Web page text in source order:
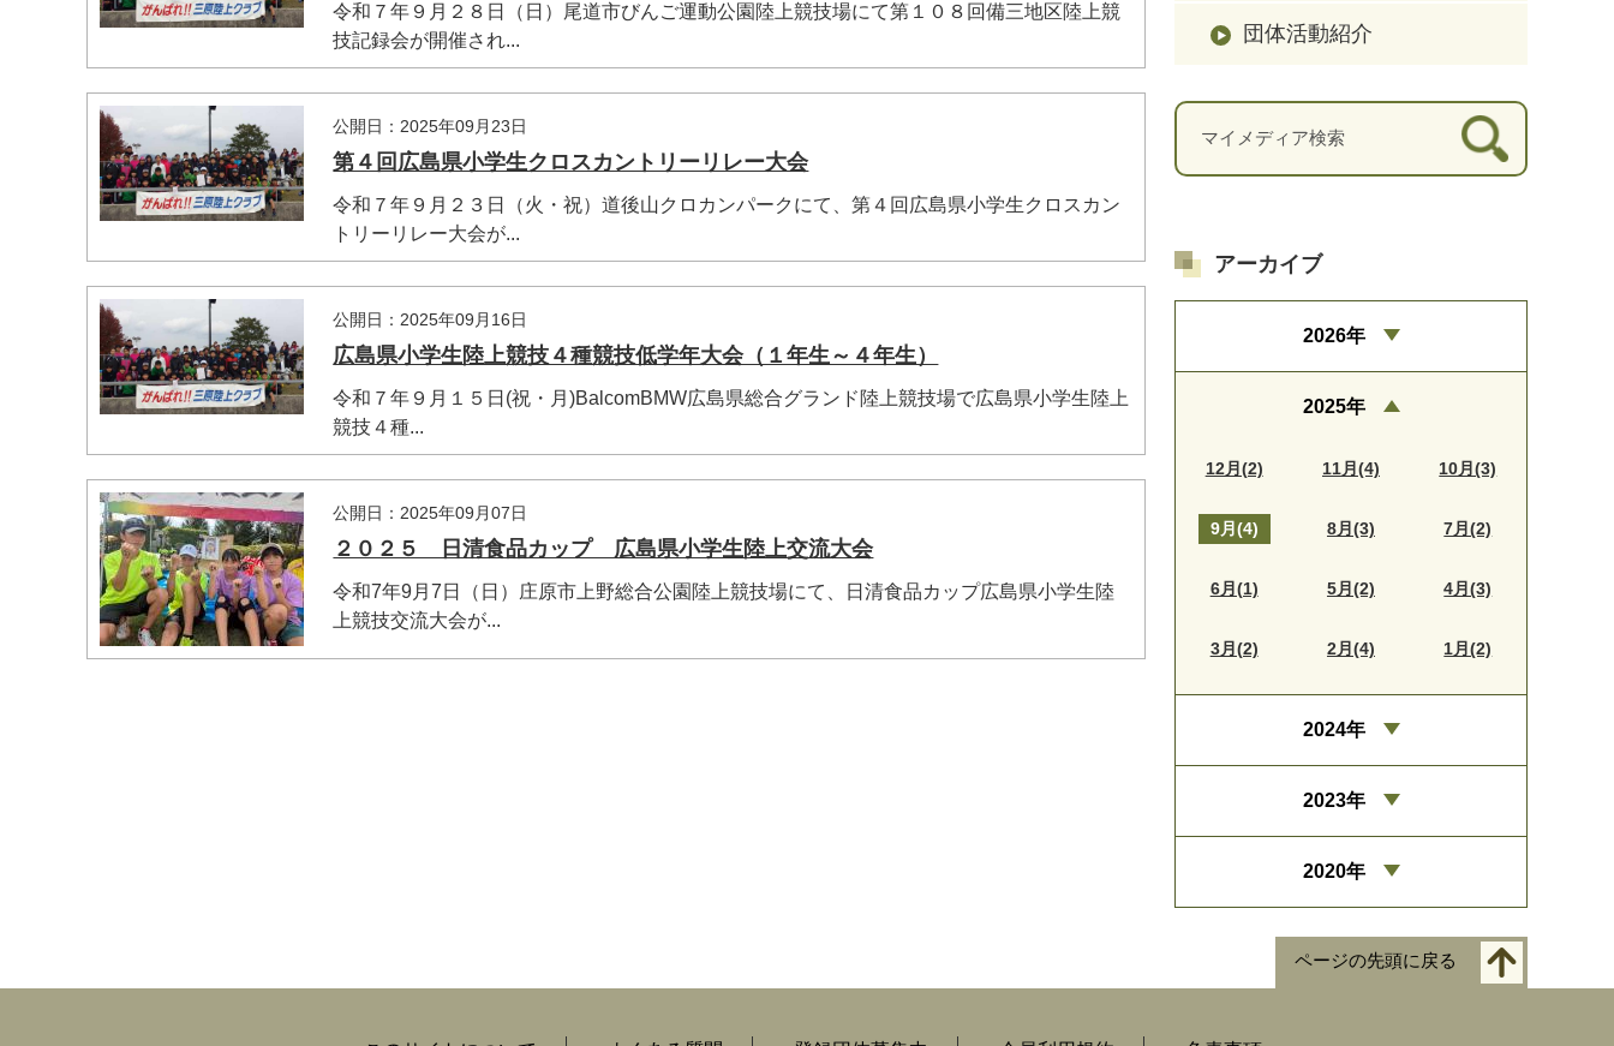
令和７年９月２８日（日）尾道市びんご運動公園陸上競技場にて第１０８回備三地区陸上競
技記録会が開催され...
公開日：2025年09月23日
第４回広島県小学生クロスカントリーリレー大会
令和７年９月２３日（火・祝）道後山クロカンパークにて、第４回広島県小学生クロスカン
トリーリレー大会が...
公開日：2025年09月16日
広島県小学生陸上競技４種競技低学年大会（１年生～４年生）
令和７年９月１５日(祝・月)BalcomBMW広島県総合グランド陸上競技場で広島県小学生陸上
競技４種...
公開日：2025年09月07日
２０２５ 日清食品カップ 広島県小学生陸上交流大会
令和7年9月7日（日）庄原市上野総合公園陸上競技場にて、日清食品カップ広島県小学生陸
上競技交流大会が...
団体活動紹介
マイメディア検索
アーカイブ
2026年
2025年
12月(2) 11月(4) 10月(3)
9月(4) 8月(3) 7月(2)
6月(1) 5月(2) 4月(3)
3月(2) 2月(4) 1月(2)
2024年
2023年
2020年
ページの先頭に戻る